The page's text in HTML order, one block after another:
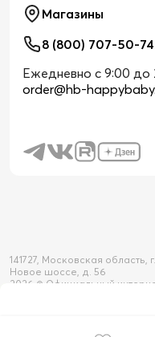
Магазины
8 (800) 707-50-74
Ежедневно с 9:00 до
order@hb-
141727, Московская
Новое шоссе, д. 56
2026 © Официальный